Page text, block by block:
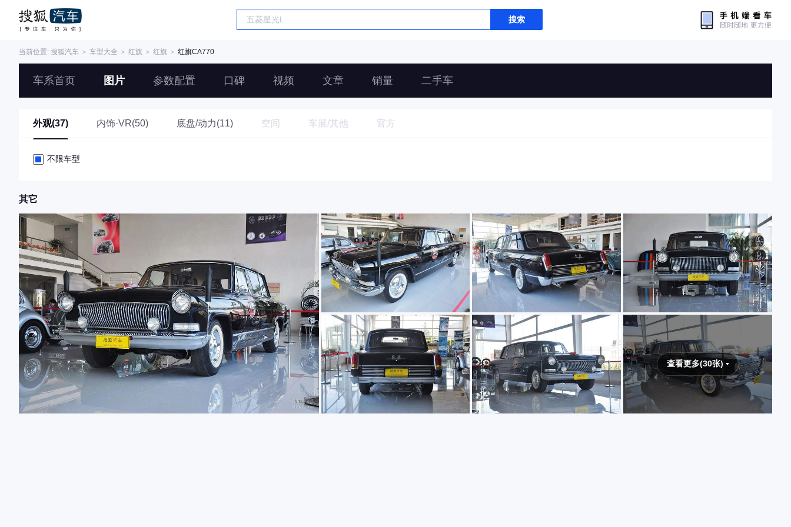
搜索
当前位置: 搜狐汽车 ＞ 车型大全 ＞ 红旗 ＞ 红旗 ＞ 红旗CA770
车系首页 图片 参数配置 口碑 视频 文章 销量 二手车
外观(37) 内饰·VR(50) 底盘/动力(11) 空间 车展/其他 官方
不限车型
其它
查看更多(30张)